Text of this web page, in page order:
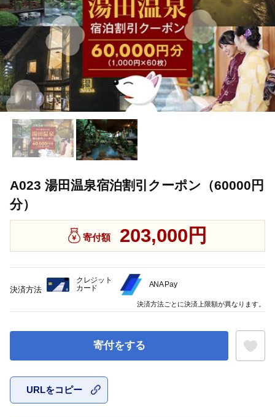
A023 湯田温泉宿泊割引クーポン（60000円
分）
寄付額 203,000円
寄付をする
URLをコピー
決済方法
クレジット
カード
ANA Pay
決済方法ごとに決済上限額が異なります。